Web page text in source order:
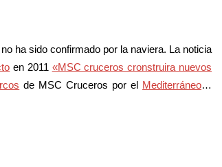
ha sido confirmado por la naviera. La noticia
en 2011 «MSC cruceros cronstruira nuevos
de MSC Cruceros por el Mediterráneo…